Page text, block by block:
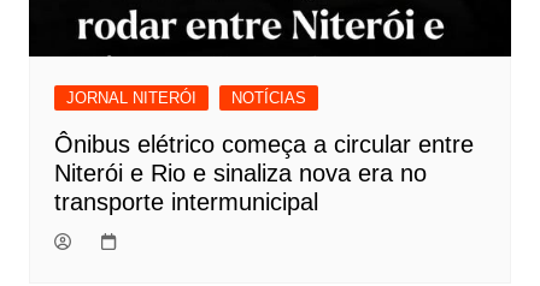
JORNAL NITERÓI NOTÍCIAS
Ônibus elétrico começa a circular entre
Niterói e Rio e sinaliza nova era no
transporte intermunicipal